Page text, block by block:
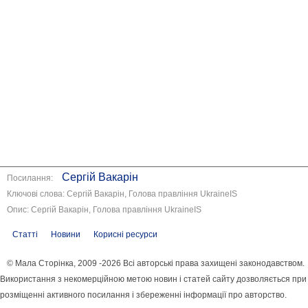
Посилання: Сергій Вакарін
Ключові слова: Сергій Вакарін, Голова правління UkraineIS
Опис: Сергій Вакарін, Голова правління UkraineIS
Статті Новини Корисні ресурси
© Мала Сторінка, 2009 -2026 Всі авторські права захищені законодавством.
Використання з некомерційною метою новин і статей сайту дозволяється при
розміщенні активного посилання і збереженні інформації про авторство.